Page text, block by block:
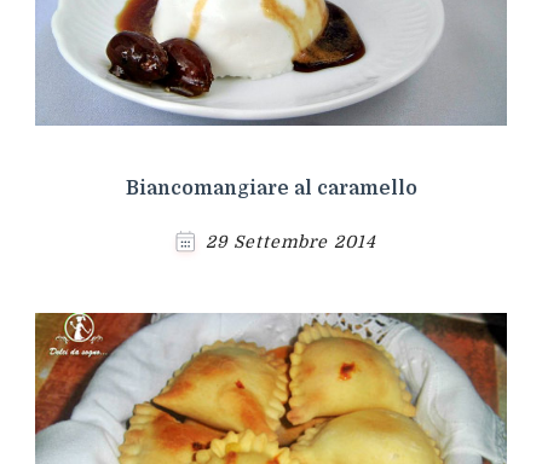
Biancomangiare al caramello
29 Settembre 2014